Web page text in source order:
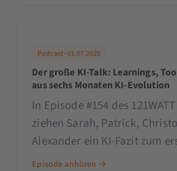
Podcast · 01.07.2025
Der große KI-Talk: Learnings,
aus sechs Monaten KI-Evolution
In Episode #154 des
ziehen Sarah, Patrick,
Alexander ein KI-Fazit zum
2025: Was hat sich in der Welt
Episode anhören →